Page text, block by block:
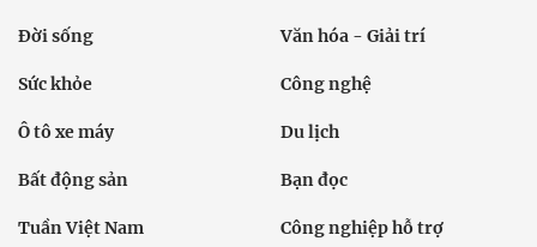
Đời sống Văn hóa - Giải trí
Sức khỏe Công nghệ
Ô tô xe máy Du lịch
Bất động sản Bạn đọc
Tuần Việt Nam Công nghiệp hỗ trợ